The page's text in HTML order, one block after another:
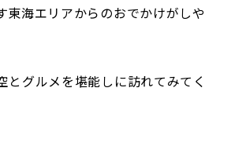
東海エリアからのおでかけがしや
とグルメを堪能しに訪れてみてく